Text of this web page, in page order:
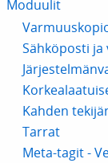
Moduulit
Sähköposti
Kahden
Tarrat
Meta-tagit -